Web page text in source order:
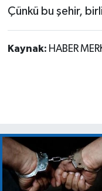
Çünkü bu şehir,
Kaynak: HABER